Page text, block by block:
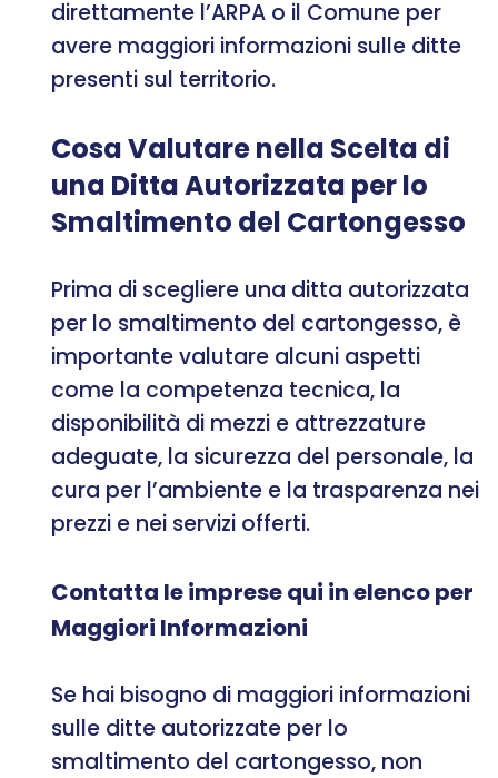
direttamente l’ARPA o il Comune per
avere maggiori informazioni sulle ditte
presenti sul territorio.
Cosa Valutare nella Scelta di
una Ditta Autorizzata per lo
Smaltimento del Cartongesso
Prima di scegliere una ditta autorizzata
per lo smaltimento del cartongesso, è
importante valutare alcuni aspetti
come la competenza tecnica, la
disponibilità di mezzi e attrezzature
adeguate, la sicurezza del personale, la
cura per l’ambiente e la trasparenza nei
prezzi e nei servizi offerti.
Contatta le imprese qui in elenco per
Maggiori Informazioni
Se hai bisogno di maggiori informazioni
sulle ditte autorizzate per lo
smaltimento del cartongesso, non